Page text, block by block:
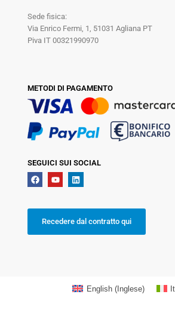
Sede fisica:
Via Enrico Fermi, 1, 51031 Agliana PT
Piva IT 00321990970
METODI DI PAGAMENTO
SEGUICI SUI SOCIAL
Recedere dal contratto qui
English(Inglese)